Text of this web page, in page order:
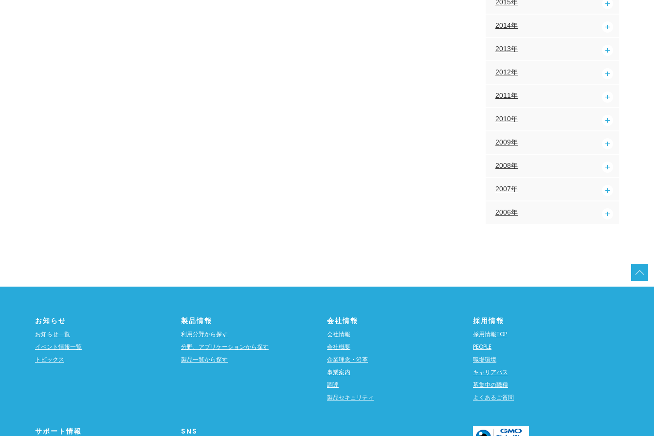
2015年
2014年
2013年
2012年
2011年
2010年
2009年
2008年
2007年
2006年
お知らせ
お知らせ一覧
イベント情報一覧
トピックス
製品情報
利用分野から探す
分野、アプリケーションから探す
製品一覧から探す
会社情報
会社情報
会社概要
企業理念・沿革
事業案内
調達
製品セキュリティ
採用情報
採用情報TOP
PEOPLE
職場環境
キャリアパス
募集中の職種
よくあるご質問
サポート情報 SNS